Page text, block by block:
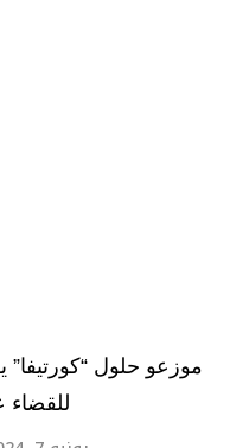
موزعو حلول “كورتيفا”